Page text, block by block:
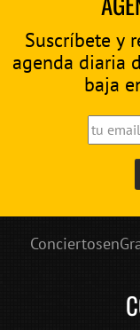
Suscríbete y
agenda diaria
baja